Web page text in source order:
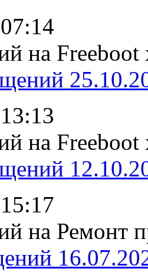
на
на
на Ремонт